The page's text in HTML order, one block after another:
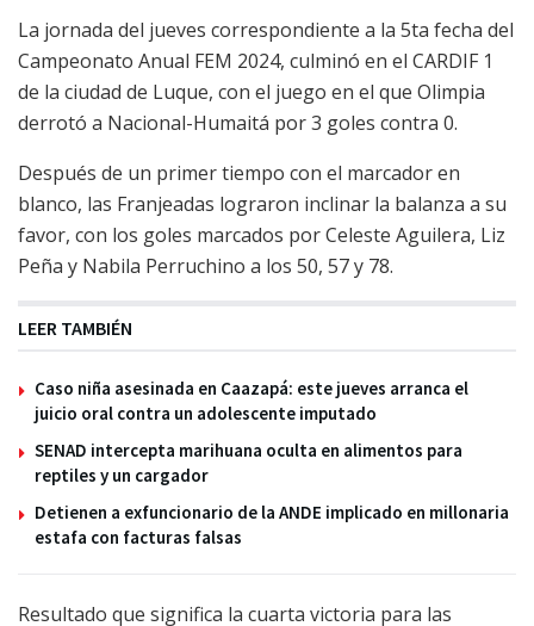
La jornada del jueves correspondiente a la 5ta fecha del
Campeonato Anual FEM 2024, culminó en el CARDIF 1
de la ciudad de Luque, con el juego en el que Olimpia
derrotó a Nacional-Humaitá por 3 goles contra 0.
Después de un primer tiempo con el marcador en
blanco, las Franjeadas lograron inclinar la balanza a su
favor, con los goles marcados por Celeste Aguilera, Liz
Peña y Nabila Perruchino a los 50, 57 y 78.
LEER TAMBIÉN
Caso niña asesinada en Caazapá: este jueves arranca el
juicio oral contra un adolescente imputado
SENAD intercepta marihuana oculta en alimentos para
reptiles y un cargador
Detienen a exfuncionario de la ANDE implicado en millonaria
estafa con facturas falsas
Resultado que significa la cuarta victoria para las